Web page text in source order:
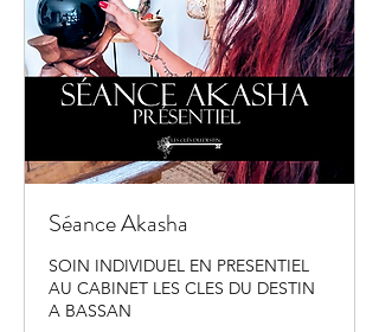
Séance Akasha
SOIN INDIVIDUEL EN PRESENTIEL
AU CABINET LES CLES DU DESTIN
A BASSAN